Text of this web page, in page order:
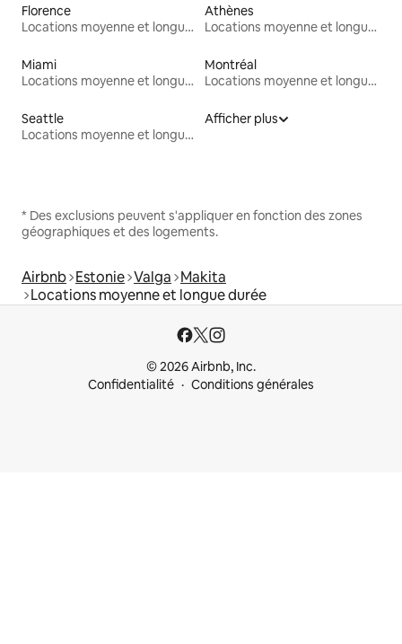
Florence
Locations moyenne et longue durée
Athènes
Locations moyenne et longue durée
Miami
Locations moyenne et longue durée
Montréal
Locations moyenne et longue durée
Seattle
Locations moyenne et longue durée
Afficher plus
* Des exclusions peuvent s'appliquer en fonction des zones
géographiques et des logements.
Airbnb Estonie Valga Makita
Locations moyenne et longue durée
© 2026 Airbnb, Inc.
Confidentialité
Conditions générales